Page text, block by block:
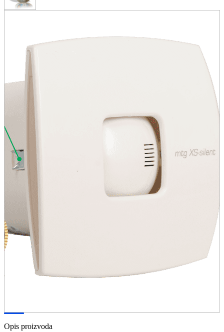
Opis proizvoda